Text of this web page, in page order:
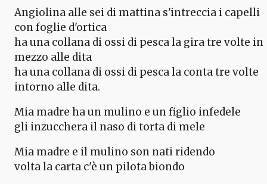
Angiolina alle sei di mattina s'intreccia i capelli
con foglie d'ortica
ha una collana di ossi di pesca la gira tre volte in
mezzo alle dita
ha una collana di ossi di pesca la conta tre volte
intorno alle dita.
Mia madre ha un mulino e un figlio infedele
gli inzucchera il naso di torta di mele
Mia madre e il mulino son nati ridendo
volta la carta c'è un pilota biondo